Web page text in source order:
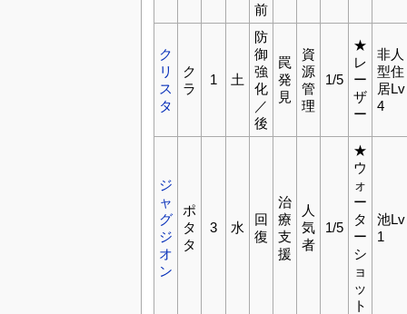
前
ク
リ
ス
タ
ク
ラ
1 土
防
御
強
化
／
後
罠
発
見
資
源
管
理
1/5
★
レ
ー
ザ
ー
非人
型住
居Lv
4
ジ
ャ
グ
ジ
オ
ン
ポ
タ
タ
3 水
回
復
治
療
支
援
人
気
者
1/5
★
ウ
ォ
ー
タ
ー
シ
ョ
ッ
ト
池Lv
1